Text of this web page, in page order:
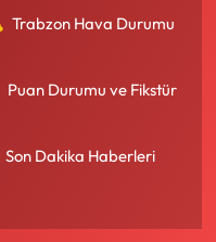
Trabzon Hava Durumu
Puan Durumu ve Fikstür
Son Dakika Haberleri